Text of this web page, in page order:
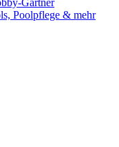
Gärtner
Poolpflege & mehr